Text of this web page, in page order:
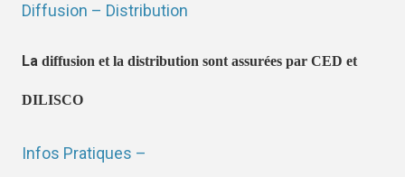
Diffusion – Distribution
La diffusion et la distribution sont assurées par CED et
DILISCO
Infos Pratiques –